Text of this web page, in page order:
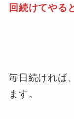
回続けてやる
毎日続ければ
ます。